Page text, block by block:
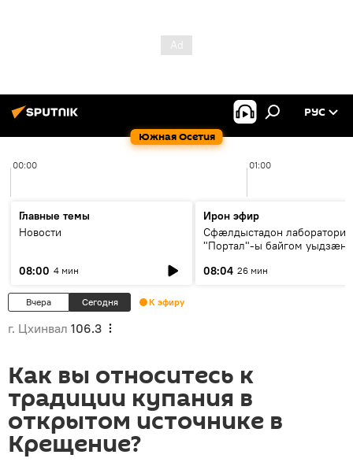
Южная Осетия
РУС
00:00 01:00
Главные темы
Новости
08:00 4 мин
Ирон эфир
Сфæлдыстадон лаборатори
"Портал"-ы байгом уыдзæн
Æхсары куыстыты равдыст
08:04 26 мин
Вчера Сегодня К эфиру
г. Цхинвал 106.3
Как вы относитесь к
традиции купания в
открытом источнике в
Крещение?